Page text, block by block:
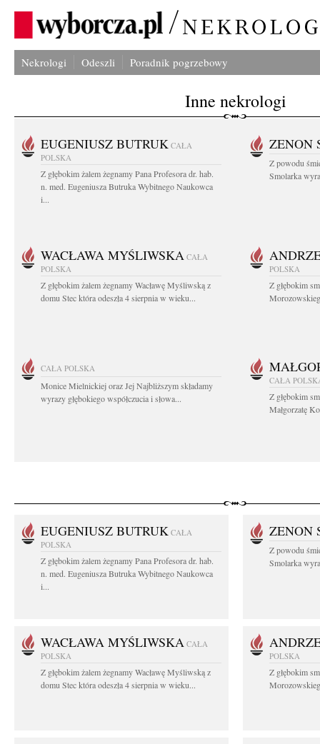
Nekrologi Odeszli Poradnik pogrzebowy
Inne nekrologi
EUGENIUSZ BUTRUK CAŁA
POLSKA
Z głębokim żalem żegnamy Pana Profesora dr. hab.
n. med. Eugeniusza Butruka Wybitnego Naukowca
i...
ZENON
Z powodu
Smolarka
WACŁAWA MYŚLIWSKA CAŁA
POLSKA
Z głębokim żalem żegnamy Wacławę Myśliwską z
domu Stec która odeszła 4 sierpnia w wieku...
POLSKA
Z głębokim
CAŁA POLSKA
Monice Mielnickiej oraz Jej Najbliższym składamy
wyrazy głębokiego współczucia i słowa...
CAŁA
Z głębokim
Małgorzatę
EUGENIUSZ BUTRUK CAŁA
POLSKA
Z głębokim żalem żegnamy Pana Profesora dr. hab.
n. med. Eugeniusza Butruka Wybitnego Naukowca
i...
ZENON
Z powodu
Smolarka
WACŁAWA MYŚLIWSKA CAŁA
POLSKA
Z głębokim żalem żegnamy Wacławę Myśliwską z
domu Stec która odeszła 4 sierpnia w wieku...
POLSKA
Z głębokim